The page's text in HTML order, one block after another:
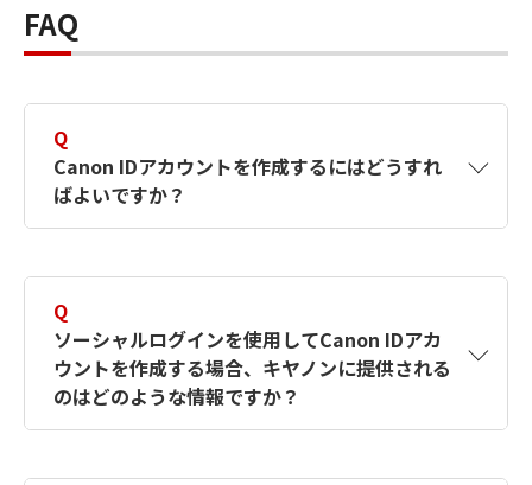
FAQ
Q
Canon IDアカウントを作成するにはどうすれ
ばよいですか？
す。詳しい作成方法は【カメラ】Canon IDとは
何ですか？Canon IDの作成方法は？をご確認く
ださい。
Q
ソーシャルログインを使用してCanon IDアカ
ウントを作成する場合、キヤノンに提供される
のはどのような情報ですか？